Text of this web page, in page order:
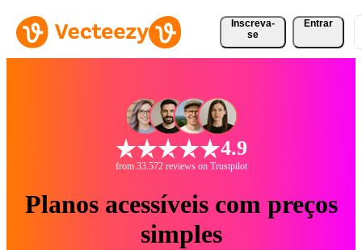
Inscreva-
se
Entrar
4.9
from 33.572 reviews on Trustpilot
Planos acessíveis com preços
simples